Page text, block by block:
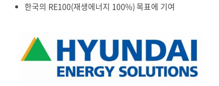
한국의 RE100(재생에너지 100%) 목표에 기여